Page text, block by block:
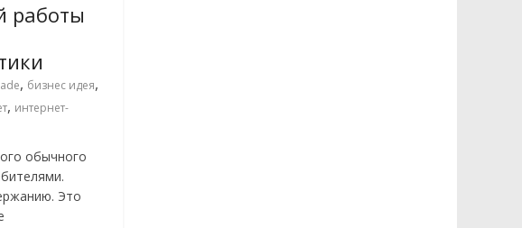
работы
, бизнес идея,
, интернет-
обычного
Это